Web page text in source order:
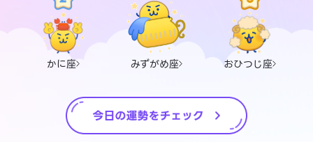
かに座 みずがめ座 おひつじ座